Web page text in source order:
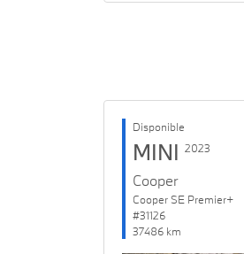
Disponible
MINI 2023
Cooper
Cooper SE Premier+
#31126
37486 km